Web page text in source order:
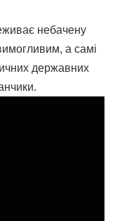
небачену
а самі
державних